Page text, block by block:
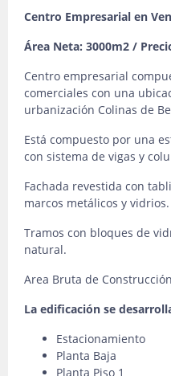
Centro Empresarial en
Área Neta: 3000m2 /
Centro empresarial
comerciales con una
urbanización Colinas de
Está compuesto por una
con sistema de vigas y
Fachada revestida con
marcos metálicos y vidrios.
Tramos con bloques de
natural.
Area Bruta de
La edificación se
Estacionamiento
Planta Baja
Planta Piso 1